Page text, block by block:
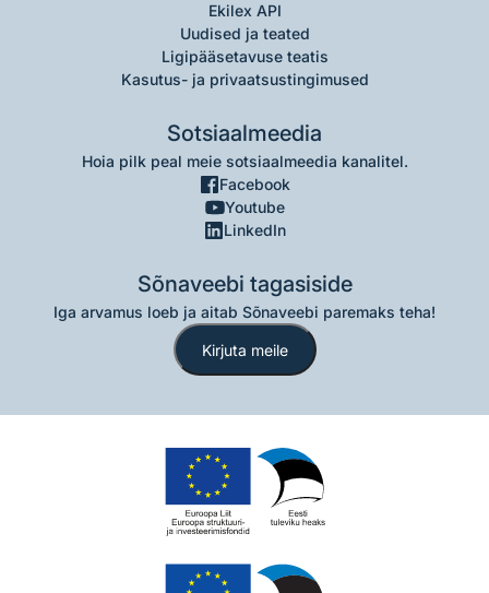
Ekilex API
Uudised ja teated
Ligipääsetavuse teatis
Kasutus- ja privaatsustingimused
Sotsiaalmeedia
Hoia pilk peal meie sotsiaalmeedia kanalitel.
Facebook
Youtube
LinkedIn
Sõnaveebi tagasiside
Iga arvamus loeb ja aitab Sõnaveebi paremaks teha!
Kirjuta meile